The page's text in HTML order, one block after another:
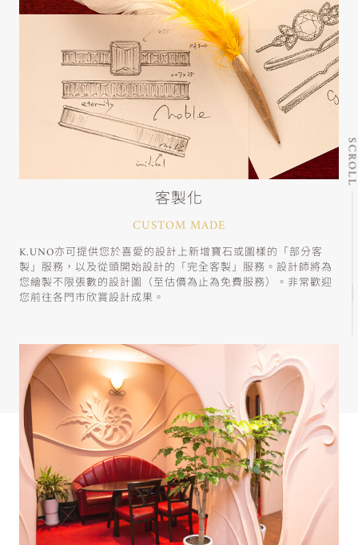
客製化
CUSTOM MADE
K.UNO亦可提供您於喜愛的設計上新增寶石或圖樣的「部分客
製」服務，以及從頭開始設計的「完全客製」服務。設計師將為
您繪製不限張數的設計圖（至估價為止為免費服務）。非常歡迎
您前往各門市欣賞設計成果。